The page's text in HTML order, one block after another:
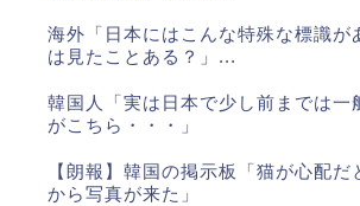
海外「日本にはこんな特殊な標識が
は見たことある？」...
韓国人「実は日本で少し前までは一
がこちら・・・」
【朗報】韓国の掲示板「猫が心配
から写真が来た」